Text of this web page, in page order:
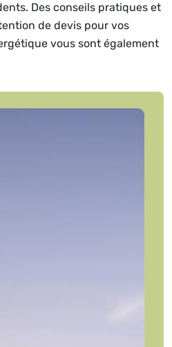
Des conseils pratiques et
de devis pour vos
vous sont également